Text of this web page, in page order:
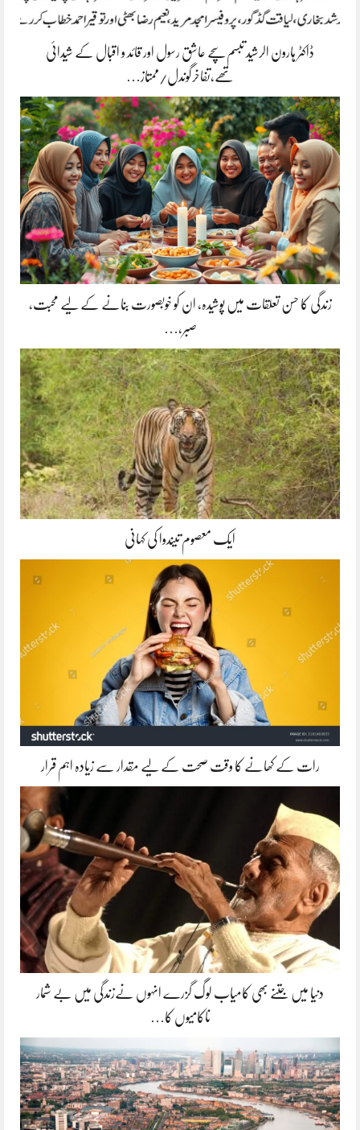
ڈاکٹر ہارون الرشید تبسم سچے عاشق رسول اور قائد و اقبال کے شیدائی
تھے،تفاخرگوندل/ممتاز…
زندگی کا حسن تعلقات میں پوشیدہ, ان کو خوبصورت بنانے کے لیے محبت،
صبر،…
ایک معصوم تیندوا کی کہانی
رات کے کھانے کا وقت صحت کے لیے مقدار سے زیادہ اہم قرار
دنیا میں جتنے بھی کامیاب لوگ گزرے انہوں نےزندگی میں بے شمار
ناکامیوں کا…